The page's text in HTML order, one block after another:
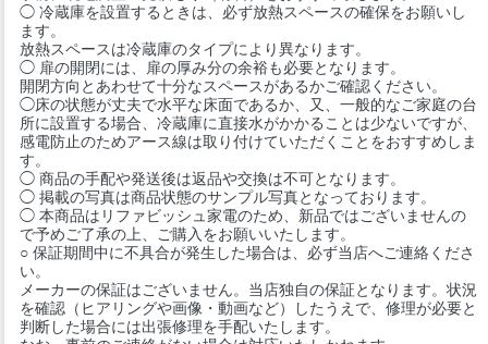
◯ 冷蔵庫を設置するときは、必ず放熱スペースの確保をお願いし
ます。
放熱スペースは冷蔵庫のタイプにより異なります。
◯ 扉の開閉には、扉の厚み分の余裕も必要となります。
開閉方向とあわせて十分なスペースがあるかご確認ください。
◯床の状態が丈夫で水平な床面であるか、又、一般的なご家庭の台
所に設置する場合、冷蔵庫に直接水がかかることは少ないですが、
感電防止のためアース線は取り付けていただくことをおすすめしま
す。
◯ 商品の手配や発送後は返品や交換は不可となります。
◯ 掲載の写真は商品状態のサンプル写真となっております。
◯ 本商品はリファビッシュ家電のため、新品ではございませんの
で予めご了承の上、ご購入をお願いいたします。
○ 保証期間中に不具合が発生した場合は、必ず当店へご連絡くださ
い。
メーカーの保証はございません。当店独自の保証となります。状況
を確認（ヒアリングや画像・動画など）したうえで、修理が必要と
判断した場合には出張修理を手配いたします。